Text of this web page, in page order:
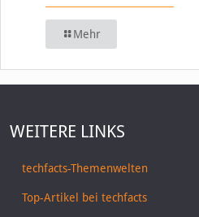
Mehr
WEITERE LINKS
techfacts-Themenwelten
Top-Artikel bei techfacts